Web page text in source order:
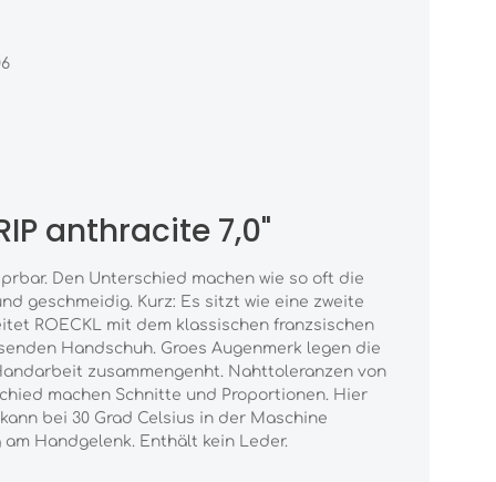
anthracite 7,0"
Den Unterschied machen wie so oft die
geschmeidig. Kurz: Es sitzt wie eine zweite
ROECKL mit dem klassischen franzsischen
Handschuh. Groes Augenmerk legen die
zusammengenht. Nahttoleranzen von
machen Schnitte und Proportionen. Hier
bei 30 Grad Celsius in der Maschine
Handgelenk. Enthält kein Leder.